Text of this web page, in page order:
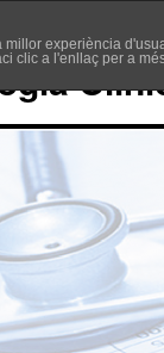
experiència
clic a l'enllaç per a